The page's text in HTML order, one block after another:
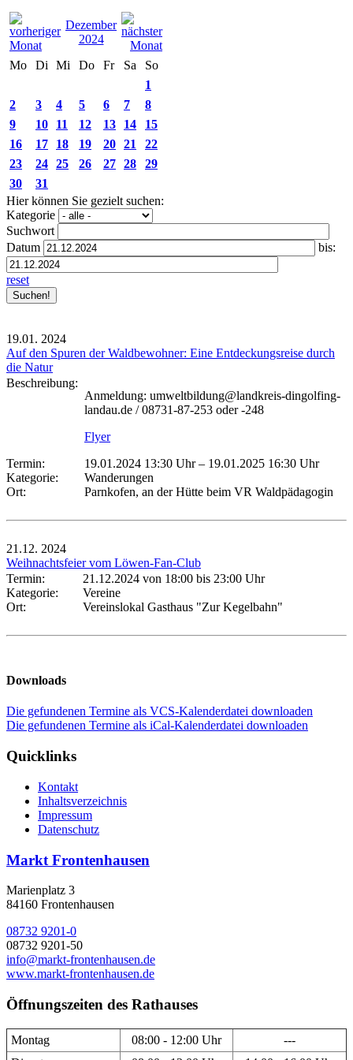
Dezember
2024
Mo
Di Mi Do Fr Sa
So
1
2
3 4 5 6 7
8
9
10 11 12 13 14
15
16
17 18 19 20 21
22
23
24 25 26 27 28
29
30
31
Hier können Sie gezielt suchen:
Kategorie
Suchwort
Datum
bis:
reset
19.01. 2024
Auf den Spuren der Waldbewohner: Eine Entdeckungsreise durch
die Natur
Beschreibung:
Anmeldung: umweltbildung@landkreis-dingolfing-
landau.de / 08731-87-253 oder -248
Flyer
Termin:
19.01.2024 13:30 Uhr– 19.01.2025 16:30 Uhr
Kategorie:
Wanderungen
Ort:
Parnkofen, an der Hütte beim VR Waldpädagogin
21.12. 2024
Weihnachtsfeier vom Löwen-Fan-Club
Termin:
21.12.2024 von 18:00 bis 23:00 Uhr
Kategorie:
Vereine
Ort:
Vereinslokal Gasthaus "Zur Kegelbahn"
Downloads
Die gefundenen Termine als VCS-Kalenderdatei downloaden
Die gefundenen Termine als iCal-Kalenderdatei downloaden
Quicklinks
Kontakt
Inhaltsverzeichnis
Impressum
Datenschutz
Markt Frontenhausen
Marienplatz 3
84160 Frontenhausen
08732 9201-0
08732 9201-50
info@markt-frontenhausen.de
www.markt-frontenhausen.de
Öffnungszeiten des Rathauses
Montag 08:00 - 12:00 Uhr
---